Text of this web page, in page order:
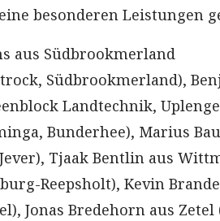
besonderen Leistungen
aus Südbrookmerland
Südbrookmerland),
Landtechnik,
Bunderhee), Marius
Tjaak Bentlin aus
Reepsholt), Kevin
Jonas Bredehorn aus Zetel